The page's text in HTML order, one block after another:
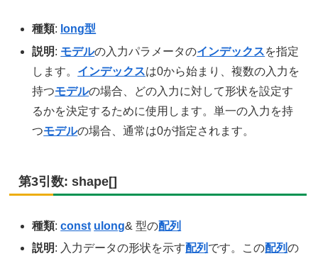
種類: long型
説明: モデルの入力パラメータのインデックスを指定
します。 インデックスは0から始まり、複数の入力を
持つモデルの場合、どの入力に対して形状を設定す
るかを決定するために使用します。単一の入力を持
つモデルの場合、通常は0が指定されます。
第3引数: shape[]
種類:const ulong& 型の配列
説明: 入力データの形状を示す配列 です。この配列の